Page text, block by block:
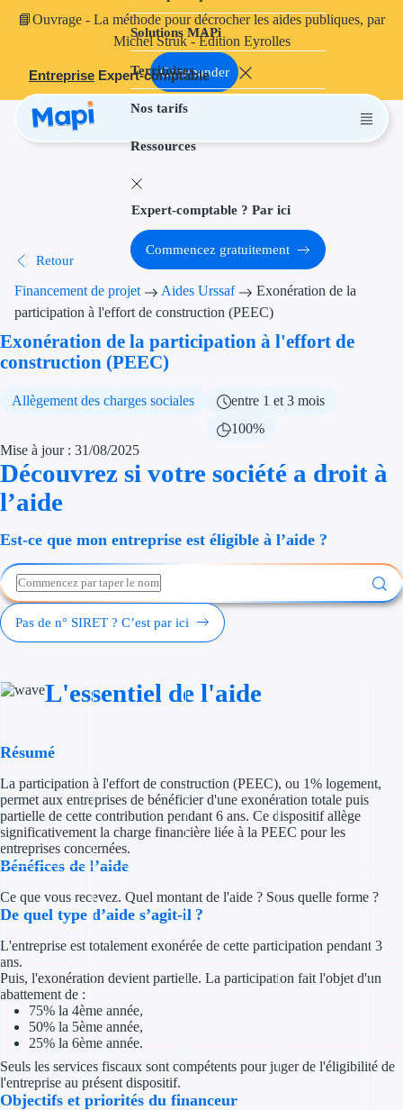
📘Ouvrage - La méthode pour décrocher les aides publiques, par
Michel Struk - Édition Eyrolles
Commander
Entreprise Expert-comptable
Solutions MAPi
Territoires
Nos tarifs
Ressources
Projets finançables
Aides à
Aides
Thématiques
Financement
Création
Cession
Type de financements
Subventions
Concours
Aides Fiscales et
Expert-comptable ? Par ici
Commencez gratuitement
Retour
Financement de projet Aides Urssaf
Exonération de la
participation à l'effort de construction (PEEC)
Exonération de la participation à l'effort de
construction (PEEC)
Allègement des charges sociales
entre 1 et 3 mois
100%
Mise à jour : 31/08/2025
Découvrez si votre société a droit à
l’aide
Est-ce que mon entreprise est éligible à l’aide ?
Pas de n° SIRET ? C’est par ici
L'essentiel de l'aide
Résumé
La participation à l'effort de construction (PEEC), ou 1% logement,
permet aux entreprises de bénéficier d'une exonération totale puis
partielle de cette contribution pendant 6 ans. Ce dispositif allège
significativement la charge financière liée à la PEEC pour les
entreprises concernées.
Bénéfices de l’aide
Ce que vous recevez. Quel montant de l'aide ? Sous quelle forme ?
De quel type d’aide s’agit-il ?
L'entreprise est totalement exonérée de cette participation pendant 3
ans.
Puis, l'exonération devient partielle. La participation fait l'objet d'un
abattement de :
75% la 4ème année,
50% la 5ème année,
25% la 6ème année.
Seuls les services fiscaux sont compétents pour juger de l'éligibilité de
l'entreprise au présent dispositif.
Objectifs et priorités du financeur